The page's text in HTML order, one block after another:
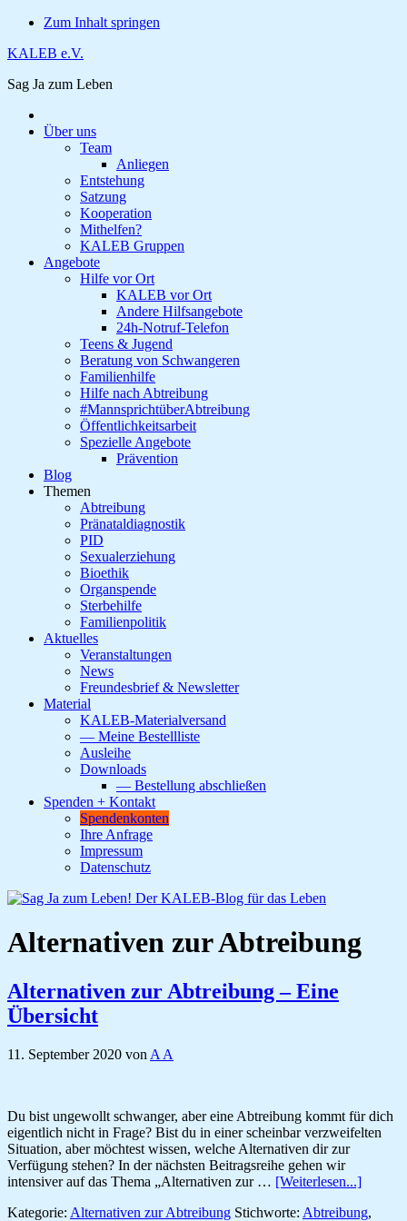
Zum Inhalt springen
KALEB e.V.
Sag Ja zum Leben
Über uns
Team
Anliegen
Entstehung
Satzung
Kooperation
Mithelfen?
KALEB Gruppen
Angebote
Hilfe vor Ort
KALEB vor Ort
Andere Hilfsangebote
24h-Notruf-Telefon
Teens & Jugend
Beratung von Schwangeren
Familienhilfe
Hilfe nach Abtreibung
#MannsprichtüberAbtreibung
Öffentlichkeitsarbeit
Spezielle Angebote
Prävention
Blog
Themen
Abtreibung
Pränataldiagnostik
PID
Sexualerziehung
Bioethik
Organspende
Sterbehilfe
Familienpolitik
Aktuelles
Veranstaltungen
News
Freundesbrief & Newsletter
Material
KALEB-Materialversand
— Meine Bestellliste
Ausleihe
Downloads
— Bestellung abschließen
Spenden + Kontakt
Spendenkonten
Ihre Anfrage
Impressum
Datenschutz
Alternativen zur Abtreibung
Alternativen zur Abtreibung – Eine
Übersicht
11. September 2020 von A A
Du bist ungewollt schwanger, aber eine Abtreibung kommt für dich
eigentlich nicht in Frage? Bist du in einer scheinbar verzweifelten
Situation, aber möchtest wissen, welche Alternativen dir zur
Verfügung stehen? In der nächsten Beitragsreihe gehen wir
intensiver auf das Thema „Alternativen zur … [Weiterlesen...]
Kategorie: Alternativen zur Abtreibung Stichworte: Abtreibung,